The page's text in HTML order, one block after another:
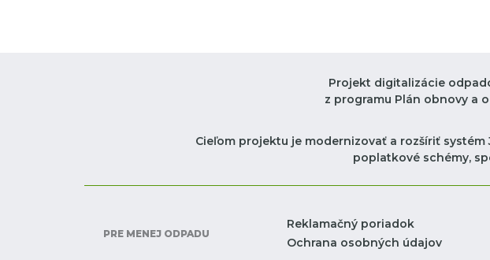
Projekt digitalizácie
z programu Plán obnovy a
Cieľom projektu je modernizovať a rozšíriť
poplatkové schémy,
PRE MENEJ ODPADU
Reklamačný poriadok
Ochrana osobných údajov